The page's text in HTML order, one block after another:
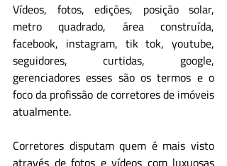
Vídeos, fotos, edições, posição solar,
metro quadrado, área construída,
facebook, instagram, tik tok, youtube,
seguidores, curtidas, google,
gerenciadores esses são os termos e o
foco da profissão de corretores de imóveis
atualmente.
Corretores disputam quem é mais visto
através de fotos e vídeos com luxuosas